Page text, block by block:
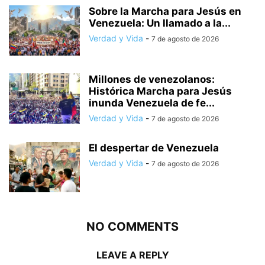
Sobre la Marcha para Jesús en
Venezuela: Un llamado a la...
Verdad y Vida - 7 de agosto de 2026
Millones de venezolanos:
Histórica Marcha para Jesús
inunda Venezuela de fe...
Verdad y Vida - 7 de agosto de 2026
El despertar de Venezuela
Verdad y Vida - 7 de agosto de 2026
NO COMMENTS
LEAVE A REPLY